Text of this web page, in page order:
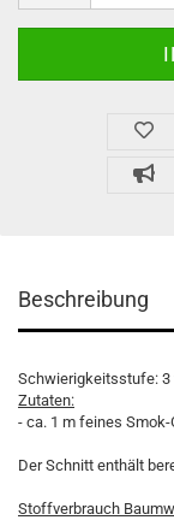
Beschreibung
Schwierigkeitsstufe:
Zutaten:
- ca. 1 m feines
Der Schnitt enthält
Stoffverbrauch